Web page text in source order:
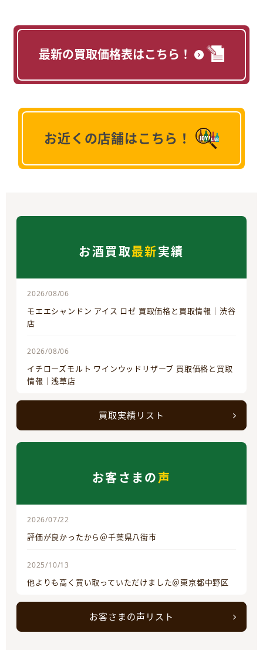
最新の買取価格表はこちら！
お近くの店舗はこちら！
お酒買取最新実績
2026/08/06
モエエシャンドン アイス ロゼ 買取価格と買取情報｜渋谷
店
2026/08/06
イチローズモルト ワインウッドリザーブ 買取価格と買取
情報｜浅草店
買取実績リスト
お客さまの声
2026/07/22
評価が良かったから＠千葉県八街市
2025/10/13
他よりも高く買い取っていただけました＠東京都中野区
お客さまの声リスト